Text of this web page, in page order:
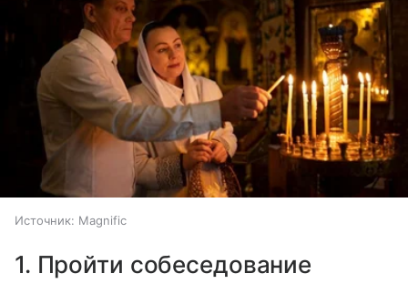
Источник: Magnific
1. Пройти собеседование